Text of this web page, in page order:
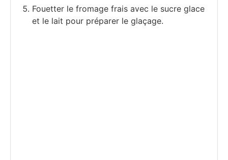
Fouetter le fromage frais avec le sucre glace
et le lait pour préparer le glaçage.